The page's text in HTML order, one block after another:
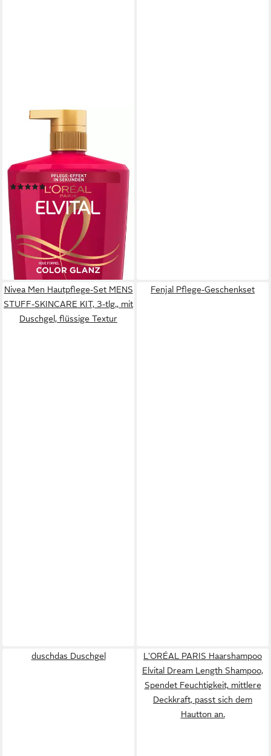
L'ORÉAL PARIS
Haarshampoo Elvital Shampoo
für längere Leuchtkraft, mit
UVA-/UVB-Filter.
(19)
(9,99 €/ 1 l)
lieferbar - in 1-2 Werktagen bei dir
Nivea Men Hautpflege-Set MENS
STUFF-SKINCARE KIT, 3-tlg., mit
Duschgel, flüssige Textur
Fenjal Pflege-Geschenkset
duschdas Duschgel
L'ORÉAL PARIS Haarshampoo
Elvital Dream Length Shampoo,
Spendet Feuchtigkeit, mittlere
Deckkraft, passt sich dem
Hautton an.